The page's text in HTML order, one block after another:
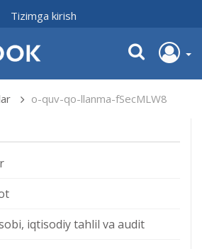
Tizimga kirish
o-quv-qo-llanma-fSecMLW8
iqtisodiy tahlil va audit